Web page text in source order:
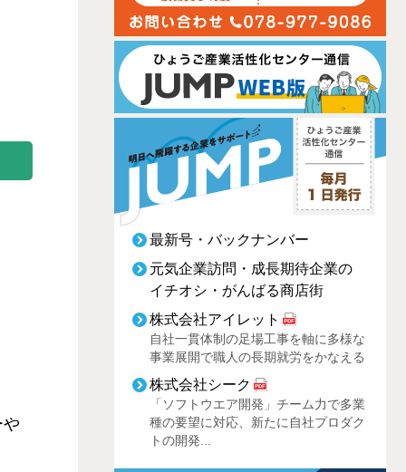
最新号・バックナンバー
元気企業訪問・成長期待企業の
イチオシ・がんばる商店街
株式会社アイレット
自社一貫体制の足場工事を軸に多様な
事業展開で職人の長期就労をかなえる
株式会社シーク
「ソフトウエア開発」チーム力で多業
種の要望に対応、新たに自社プロダク
トの開発...